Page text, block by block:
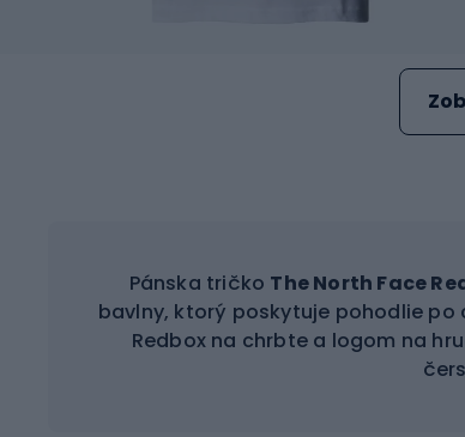
Pánska tričko The North Face
bavlny, ktorý poskytuje pohodlie
Redbox na chrbte a logom na